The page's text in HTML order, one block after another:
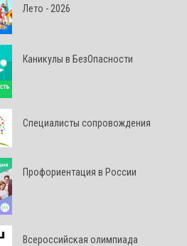
Лето - 2026
Каникулы в БезОпасности
Специалисты сопровождения
Профориентация в России
Всероссийская олимпиада